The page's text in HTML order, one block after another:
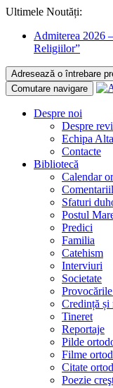
Ultimele Noutăți:
Admiterea 2026
Religiilor”
Adresează o întrebare
Comutare navigare
Despre noi
Despre
Echipa
Contacte
Bibliotecă
Calendar
Sfaturi
Postul
Predici
Familia
Catehism
Interviuri
Societate
Credință și
Tineret
Reportaje
Pilde
Filme
Citate
Poezie